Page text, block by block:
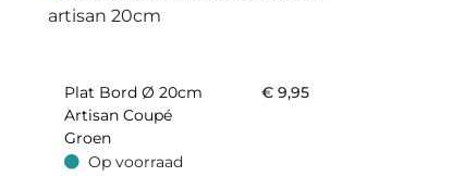
Plat Bord Ø 20cm
Artisan Coupé
Groen
€ 9,95
Op voorraad
Op voorraad